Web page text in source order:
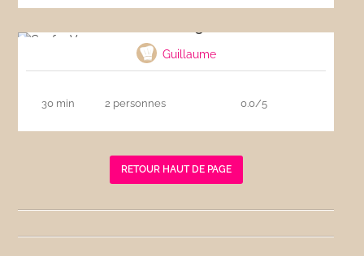
Guillaume
30 min 2 personnes 0.0/5
RETOUR HAUT DE PAGE